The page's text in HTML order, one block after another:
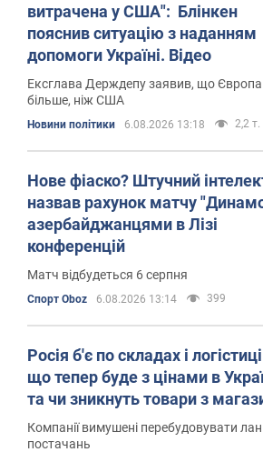
витрачена у США": Блінкен
пояснив ситуацію з наданням
допомоги Україні. Відео
Ексглава Держдепу заявив, що Європа
більше, ніж США
Новини політики 6.08.2026 13:18 2,2 т.
Нове фіаско? Штучний
назвав рахунок матчу
азербайджанцями в Лізі
конференцій
Матч відбудеться 6 серпня
Спорт Oboz 6.08.2026 13:14 399
Росія б'є по складах і
що тепер буде з цінами в
та чи зникнуть товари з
Компанії вимушені перебудовувати
постачань